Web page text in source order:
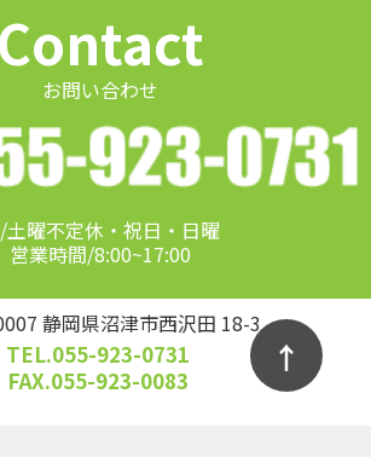
Contact
お問い合わせ
/土曜不定休・祝日・日曜
営業時間/8:00~17:00
静岡県沼津市西沢田 18-3
TEL.055-923-0731
FAX.055-923-0083
↑